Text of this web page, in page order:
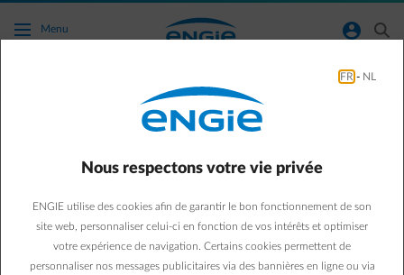
Accéder au contenu principal
Menu normal-account-circle search
Autres
5 astuces pour bien
dormir
FR - NL
Nous respectons votre vie privée
ENGIE utilise des cookies afin de garantir le bon fonctionnement de son
site web, personnaliser celui-ci en fonction de vos intérêts et optimiser
votre expérience de navigation. Certains cookies permettent de
personnaliser nos messages publicitaires via des bannières en ligne ou via